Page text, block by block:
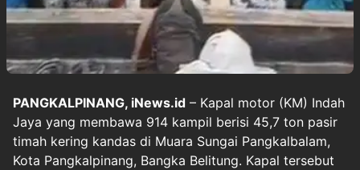
PANGKALPINANG, iNews.id – Kapal motor (KM) Indah
Jaya yang membawa 914 kampil berisi 45,7 ton pasir
timah kering kandas di Muara Sungai Pangkalbalam,
Kota Pangkalpinang, Bangka Belitung. Kapal tersebut